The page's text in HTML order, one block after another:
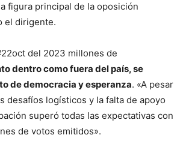
figura principal de la oposición
el dirigente.
del 2023 millones de
dentro como fuera del país, se
de democracia y esperanza. «A pesar
desafíos logísticos y la falta de apoyo
superó todas las expectativas con
de votos emitidos».